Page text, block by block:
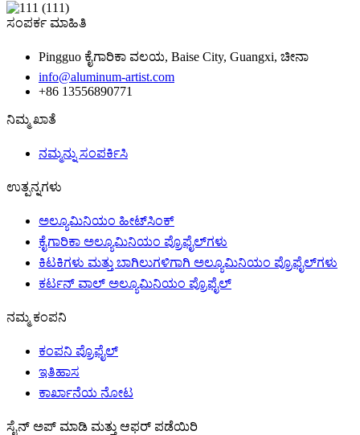
ಸಂಪರ್ಕ ಮಾಹಿತಿ
Pingguo ಕೈಗಾರಿಕಾ ವಲಯ, Baise City, Guangxi, ಚೀನಾ
info@aluminum-artist.com
+86 13556890771
ನಿಮ್ಮ ಖಾತೆ
ನಮ್ಮನ್ನು ಸಂಪರ್ಕಿಸಿ
ಉತ್ಪನ್ನಗಳು
ಅಲ್ಯೂಮಿನಿಯಂ ಹೀಟ್‌ಸಿಂಕ್
ಕೈಗಾರಿಕಾ ಅಲ್ಯೂಮಿನಿಯಂ ಪ್ರೊಫೈಲ್‌ಗಳು
ಕಿಟಕಿಗಳು ಮತ್ತು ಬಾಗಿಲುಗಳಿಗಾಗಿ ಅಲ್ಯೂಮಿನಿಯಂ ಪ್ರೊಫೈಲ್‌ಗಳು
ಕರ್ಟನ್ ವಾಲ್ ಅಲ್ಯೂಮಿನಿಯಂ ಪ್ರೊಫೈಲ್
ನಮ್ಮ ಕಂಪನಿ
ಕಂಪನಿ ಪ್ರೊಫೈಲ್
ಇತಿಹಾಸ
ಕಾರ್ಖಾನೆಯ ನೋಟ
ಸೈನ್ ಅಪ್ ಮಾಡಿ ಮತ್ತು ಆಫರ್ ಪಡೆಯಿರಿ